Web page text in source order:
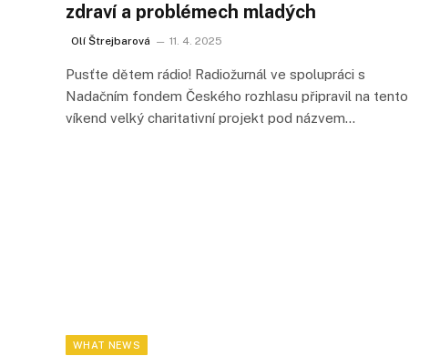
zdraví a problémech mladých
Olí Štrejbarová 11. 4. 2025
Pusťte dětem rádio! Radiožurnál ve spolupráci s
Nadačním fondem Českého rozhlasu připravil na tento
víkend velký charitativní projekt pod názvem…
WHAT NEWS